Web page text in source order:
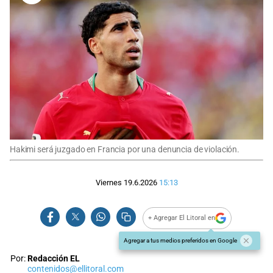
Hakimi será juzgado en Francia por una denuncia de violación.
Viernes 19.6.2026 15:13
+ Agregar El Litoral en
Agregar a tus medios preferidos en Google
Por:Redacción EL
contenidos@ellitoral.com